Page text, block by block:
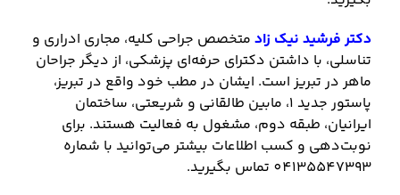
دکتر فرشید نیک زاد متخصص جراحی کلیه، مجاری ادراری و
تناسلی، با داشتن دکترای حرفه‌ای پزشکی، از دیگر جراحان
ماهر در تبریز است. ایشان در مطب خود واقع در تبریز،
پاستور جدید 1، مابین طالقانی و شریعتی، ساختمان
ایرانیان، طبقه دوم، مشغول به فعالیت هستند. برای
نوبت‌دهی و کسب اطلاعات بیشتر می‌توانید با شماره
04135547393 تماس بگیرید.